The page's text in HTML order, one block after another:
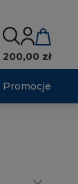
200,00 zł
Promocje